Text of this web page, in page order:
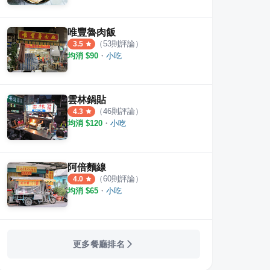
唯豐魯肉飯
3.5 （53則評論）
均消 $90 ・ 小吃
雲林鍋貼
4.3 （46則評論）
均消 $120 ・ 小吃
阿倍麵線
4.0 （60則評論）
均消 $65 ・ 小吃
更多餐廳排名